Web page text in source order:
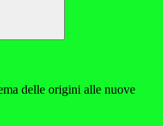
delle origini alle nuove